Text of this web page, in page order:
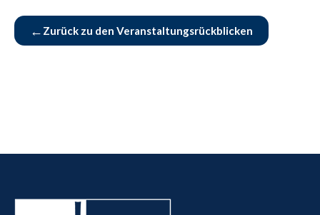
← Zurück zu den Veranstaltungsrückblicken